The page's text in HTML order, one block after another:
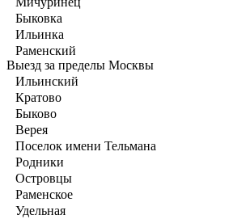
Быковка
Ильинка
Раменский
Выезд за пределы Москвы
Ильинский
Кратово
Быково
Верея
Поселок имени Тельмана
Родники
Островцы
Раменское
Удельная